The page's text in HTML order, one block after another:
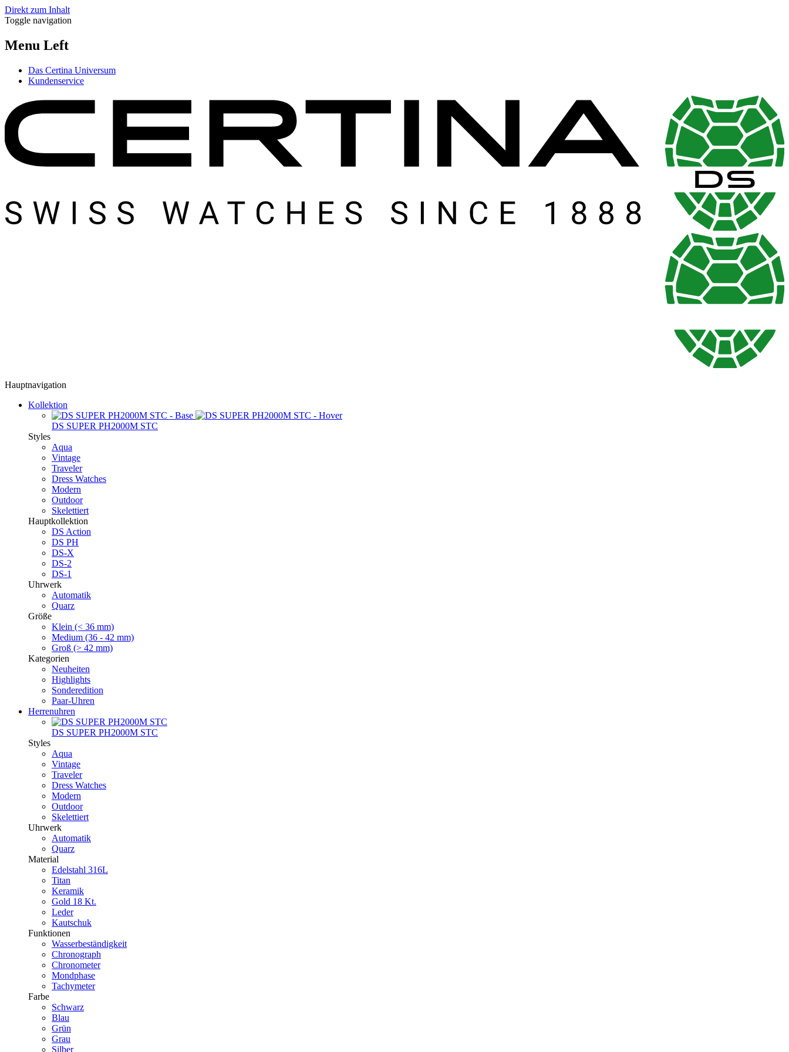
Direkt zum Inhalt
Toggle navigation
Menu Left
Das Certina Universum
Kundenservice
Hauptnavigation
Kollektion
DS SUPER PH2000M STC
Styles
Aqua
Vintage
Traveler
Dress Watches
Modern
Outdoor
Skelettiert
Hauptkollektion
DS Action
DS PH
DS-X
DS-2
DS-1
Uhrwerk
Automatik
Quarz
Größe
Klein (< 36 mm)
Medium (36 - 42 mm)
Groß (> 42 mm)
Kategorien
Neuheiten
Highlights
Sonderedition
Paar-Uhren
Herrenuhren
DS SUPER PH2000M STC
Styles
Aqua
Vintage
Traveler
Dress Watches
Modern
Outdoor
Skelettiert
Uhrwerk
Automatik
Quarz
Material
Edelstahl 316L
Titan
Keramik
Gold 18 Kt.
Leder
Kautschuk
Funktionen
Wasserbeständigkeit
Chronograph
Chronometer
Mondphase
Tachymeter
Farbe
Schwarz
Blau
Grün
Grau
Silber